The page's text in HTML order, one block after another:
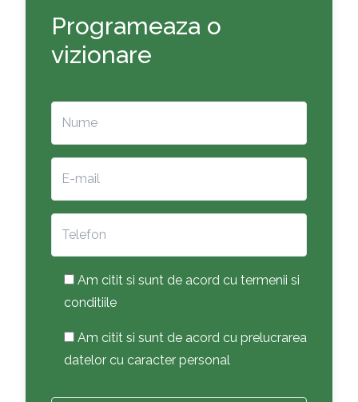
Programeaza o
vizionare
Am citit si sunt de acord cu termenii si
conditiile
Am citit si sunt de acord cu prelucrarea
datelor cu caracter personal